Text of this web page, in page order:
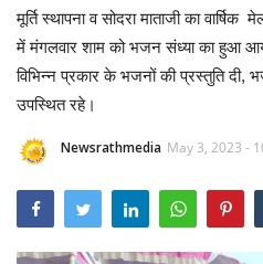
Apply for News Rath Media
देश
ज्योतिष
व्यापार
Contact
मूर्ति स्थापना व सोदरा माताजी का
में मंगलवार शाम को भजन संध्या का हुआ
विभिन्न प्रकार के भजनों की प्रस्तुति
उपस्थित रहे।
Newsrathmedia May 3, 2023 -